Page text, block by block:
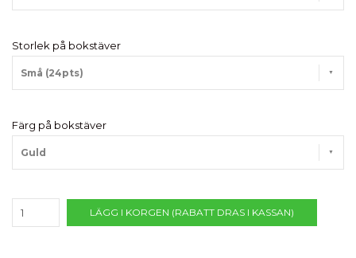
Storlek på bokstäver
Små (24pts)
Färg på bokstäver
Guld
LÄGG I KORGEN (RABATT DRAS I KASSAN)